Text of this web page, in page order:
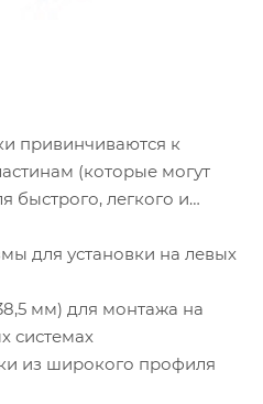
привинчиваются к
(которые могут
быстрого, легкого и
для установки на левых
мм) для монтажа на
системах
из широкого профиля